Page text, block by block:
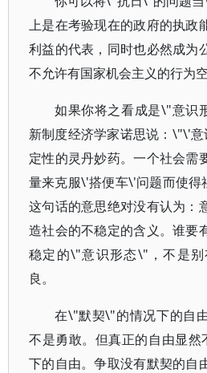
上是在考验现在的政府的执政
利益的代表，同时也必然成为
不允许有国家机会主义的行为空
如果你将之看成是\"意识
新制度经济学家诺思说：\"\'
定性的灵丹妙药。一个社会需
量来克服\'搭便车\'问题而使得
这句话的意思绝对没有认为：
造社会的不稳定的含义。谁要
稳定的\"意识形态\"，不是
良。
在\"默契\"的情况下的自
不是勇敢。但真正的自由显
下的自由。争取没有默契的自